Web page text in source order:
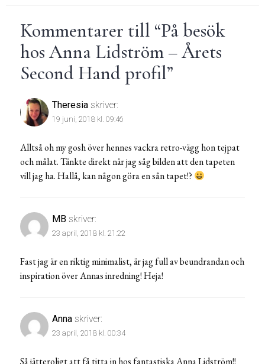
Kommentarer till “På besök
hos Anna Lidström – Årets
Second Hand profil”
Theresia skriver:
19 juni, 2018 kl. 09:46
Alltså oh my gosh över hennes vackra retro-vägg hon tejpat
och målat. Tänkte direkt när jag såg bilden att den tapeten
vill jag ha. Hallå, kan någon göra en sån tapet!?
MB skriver:
23 april, 2018 kl. 21:22
Fast jag är en riktig minimalist, är jag full av beundrandan och
inspiration över Annas inredning! Heja!
Anna skriver:
23 april, 2018 kl. 00:34
Så jätteroligt att få titta in hos fantastiska Anna Lidström!!